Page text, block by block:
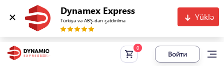
Dynamex Express
Türkiyə və ABŞ-dan çatdırılma Yüklə
Войти